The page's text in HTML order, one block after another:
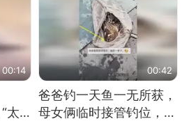
00:14
太
00:42
爸爸钓一天鱼一无所获，
母女俩临时接管钓位，用